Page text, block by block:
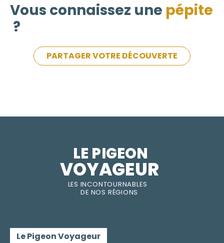
Vous connaissez une pépite
?
PARTAGER VOTRE DÉCOUVERTE
LES INCONTOURNABLES
DE NOS RÉGIONS
LE PIGEON
VOYAGEUR
Le Pigeon Voyageur